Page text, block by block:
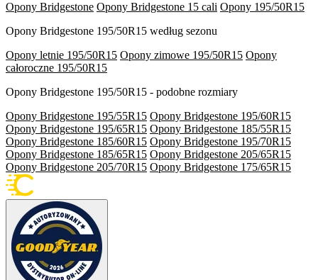
Opony Bridgestone Opony Bridgestone 15 cali Opony 195/50R15
Opony Bridgestone 195/50R15 według sezonu
Opony letnie 195/50R15 Opony zimowe 195/50R15 Opony
całoroczne 195/50R15
Opony Bridgestone 195/50R15 - podobne rozmiary
Opony Bridgestone 195/55R15 Opony Bridgestone 195/60R15
Opony Bridgestone 195/65R15 Opony Bridgestone 185/55R15
Opony Bridgestone 185/60R15 Opony Bridgestone 195/70R15
Opony Bridgestone 185/65R15 Opony Bridgestone 205/65R15
Opony Bridgestone 205/70R15 Opony Bridgestone 175/65R15